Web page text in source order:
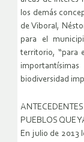
los demás
de Viboral,
para el
territorio, “para
biodiversidad
ANTECEDENTES
PUEBLOS QUE
En julio de 2013